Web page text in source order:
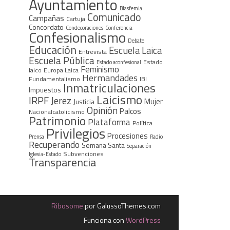
Ayuntamiento Blasfemia
Campañas Cartuja Comunicado
Concordato Condecoraciones Conferencia
Confesionalismo Debate
Educación Entrevista Escuela Laica
Escuela Pública Estado aconfesional Estado
laico Europa Laica Feminismo
Fundamentalismo Hermandades IBI
Impuestos Inmatriculaciones
IRPFJerez Justicia Laicismo Mujer
Nacionalcatolicismo Opinión Palcos
Patrimonio Plataforma Política
Prensa Privilegios Procesiones Radio
Recuperando Semana Santa Separación
Iglesia-Estado Subvenciones
Transparencia
Ribosomepor GalussoThemes.com
Funciona conWordPress